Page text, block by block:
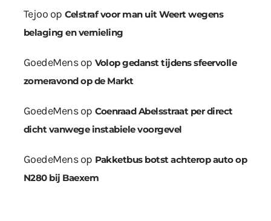
Tejoo op Celstraf voor man uit Weert wegens
belaging en vernieling
GoedeMensop Volop gedanst tijdens sfeervolle
zomeravond op de Markt
GoedeMensop Coenraad Abelsstraat per direct
dicht vanwege instabiele voorgevel
GoedeMensop Pakketbus botst achterop auto op
N280 bij Baexem